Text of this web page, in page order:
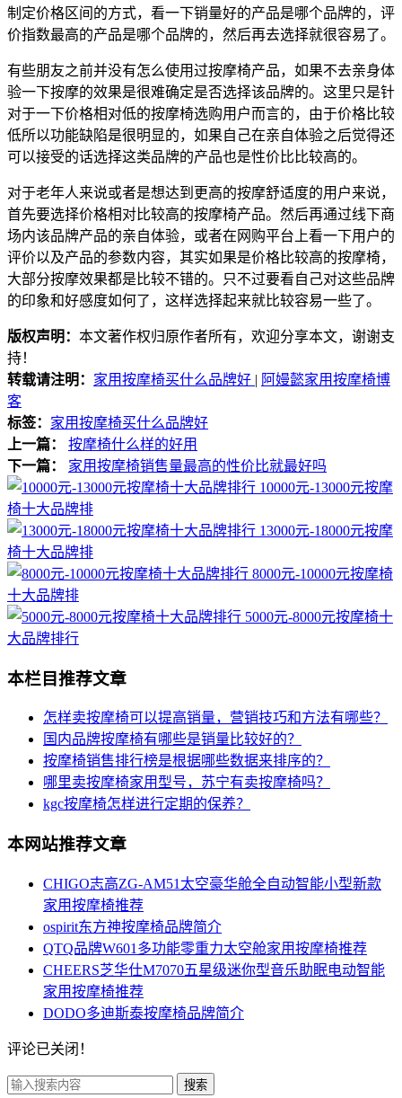
制定价格区间的方式，看一下销量好的产品是哪个品牌的，评
价指数最高的产品是哪个品牌的，然后再去选择就很容易了。
有些朋友之前并没有怎么使用过按摩椅产品，如果不去亲身体
验一下按摩的效果是很难确定是否选择该品牌的。这里只是针
对于一下价格相对低的按摩椅选购用户而言的，由于价格比较
低所以功能缺陷是很明显的，如果自己在亲自体验之后觉得还
可以接受的话选择这类品牌的产品也是性价比比较高的。
对于老年人来说或者是想达到更高的按摩舒适度的用户来说，
首先要选择价格相对比较高的按摩椅产品。然后再通过线下商
场内该品牌产品的亲自体验，或者在网购平台上看一下用户的
评价以及产品的参数内容，其实如果是价格比较高的按摩椅，
大部分按摩效果都是比较不错的。只不过要看自己对这些品牌
的印象和好感度如何了，这样选择起来就比较容易一些了。
版权声明： 本文著作权归原作者所有，欢迎分享本文，谢谢支
持！
转载请注明： 家用按摩椅买什么品牌好 | 阿嫚懿家用按摩椅博
客
标签： 家用按摩椅买什么品牌好
上一篇：
按摩椅什么样的好用
下一篇：
家用按摩椅销售量最高的性价比就最好吗
10000元-13000元按摩
椅十大品牌排
13000元-18000元按摩
椅十大品牌排
8000元-10000元按摩椅
十大品牌排
5000元-8000元按摩椅十
大品牌排行
本栏目推荐文章
怎样卖按摩椅可以提高销量，营销技巧和方法有哪些？
国内品牌按摩椅有哪些是销量比较好的？
按摩椅销售排行榜是根据哪些数据来排序的？
哪里卖按摩椅家用型号，苏宁有卖按摩椅吗？
kgc按摩椅怎样进行定期的保养？
本网站推荐文章
CHIGO志高ZG-AM51太空豪华舱全自动智能小型新款
家用按摩椅推荐
ospirit东方神按摩椅品牌简介
QTQ品牌W601多功能零重力太空舱家用按摩椅推荐
CHEERS芝华仕M7070五星级迷你型音乐助眠电动智能
家用按摩椅推荐
DODO多迪斯泰按摩椅品牌简介
评论已关闭！
搜索